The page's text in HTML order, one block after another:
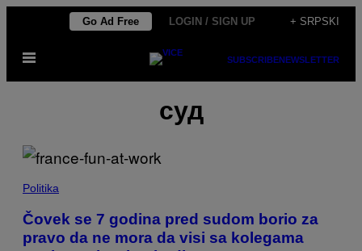
садржај
Go Ad Free LOGIN / SIGN UP + SRPSKI
Otvori
SUBSCRIBENEWSLETTER
суд
Politika
Čovek se 7 godina pred sudom borio za
pravo da ne mora da visi sa kolegama